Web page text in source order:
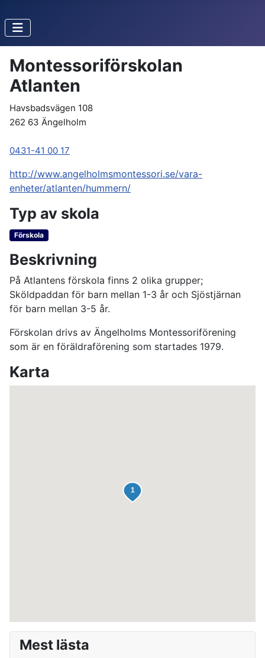
Montessoriförskolan
Atlanten
Havsbadsvägen 108
262 63 Ängelholm
0431-41 00 17
http://www.angelholmsmontessori.se/vara-
enheter/atlanten/hummern/
Typ av skola
Förskola
Beskrivning
På Atlantens förskola finns 2 olika grupper;
Sköldpaddan för barn mellan 1-3 år och Sjöstjärnan
för barn mellan 3-5 år.
Förskolan drivs av Ängelholms Montessoriförening
som är en föräldraförening som startades 1979.
Karta
Mest lästa